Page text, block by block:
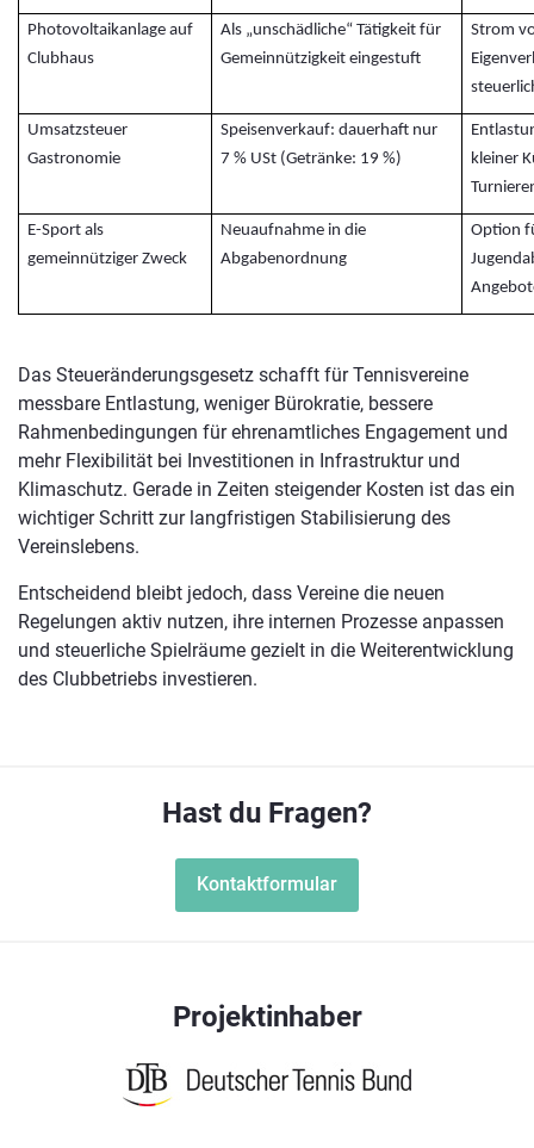
Photovoltaikanlage auf
Clubhaus
Als „unschädliche“ Tätigkeit für
Gemeinnützigkeit eingestuft
Strom
Umsatzsteuer
Gastronomie
Speisenverkauf: dauerhaft nur
7 % USt (Getränke: 19 %)
kleiner
E-Sport als
gemeinnütziger Zweck
Neuaufnahme in die
Abgabenordnung
Option
Das Steueränderungsgesetz schafft für Tennisvereine
messbare Entlastung, weniger Bürokratie, bessere
Rahmenbedingungen für ehrenamtliches Engagement und
mehr Flexibilität bei Investitionen in Infrastruktur und
Klimaschutz. Gerade in Zeiten steigender Kosten ist das ein
wichtiger Schritt zur langfristigen Stabilisierung des
Vereinslebens.
Entscheidend bleibt jedoch, dass Vereine die neuen
Regelungen aktiv nutzen, ihre internen Prozesse anpassen
und steuerliche Spielräume gezielt in die Weiterentwicklung
des Clubbetriebs investieren.
Hast du Fragen?
Kontaktformular
Projektinhaber